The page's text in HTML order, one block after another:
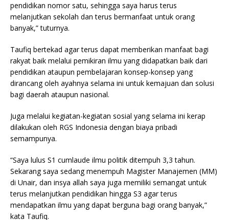
pendidikan nomor satu, sehingga saya harus terus
melanjutkan sekolah dan terus bermanfaat untuk orang
banyak,” tuturnya.
Taufiq bertekad agar terus dapat memberikan manfaat bagi
rakyat baik melalui pemikiran ilmu yang didapatkan baik dari
pendidikan ataupun pembelajaran konsep-konsep yang
dirancang oleh ayahnya selama ini untuk kemajuan dan solusi
bagi daerah ataupun nasional.
Juga melalui kegiatan-kegiatan sosial yang selama ini kerap
dilakukan oleh RGS Indonesia dengan biaya pribadi
semampunya.
“Saya lulus S1 cumlaude ilmu politik ditempuh 3,3 tahun.
Sekarang saya sedang menempuh Magister Manajemen (MM)
di Unair, dan insya allah saya juga memiliki semangat untuk
terus melanjutkan pendidikan hingga S3 agar terus
mendapatkan ilmu yang dapat berguna bagi orang banyak,”
kata Taufiq.